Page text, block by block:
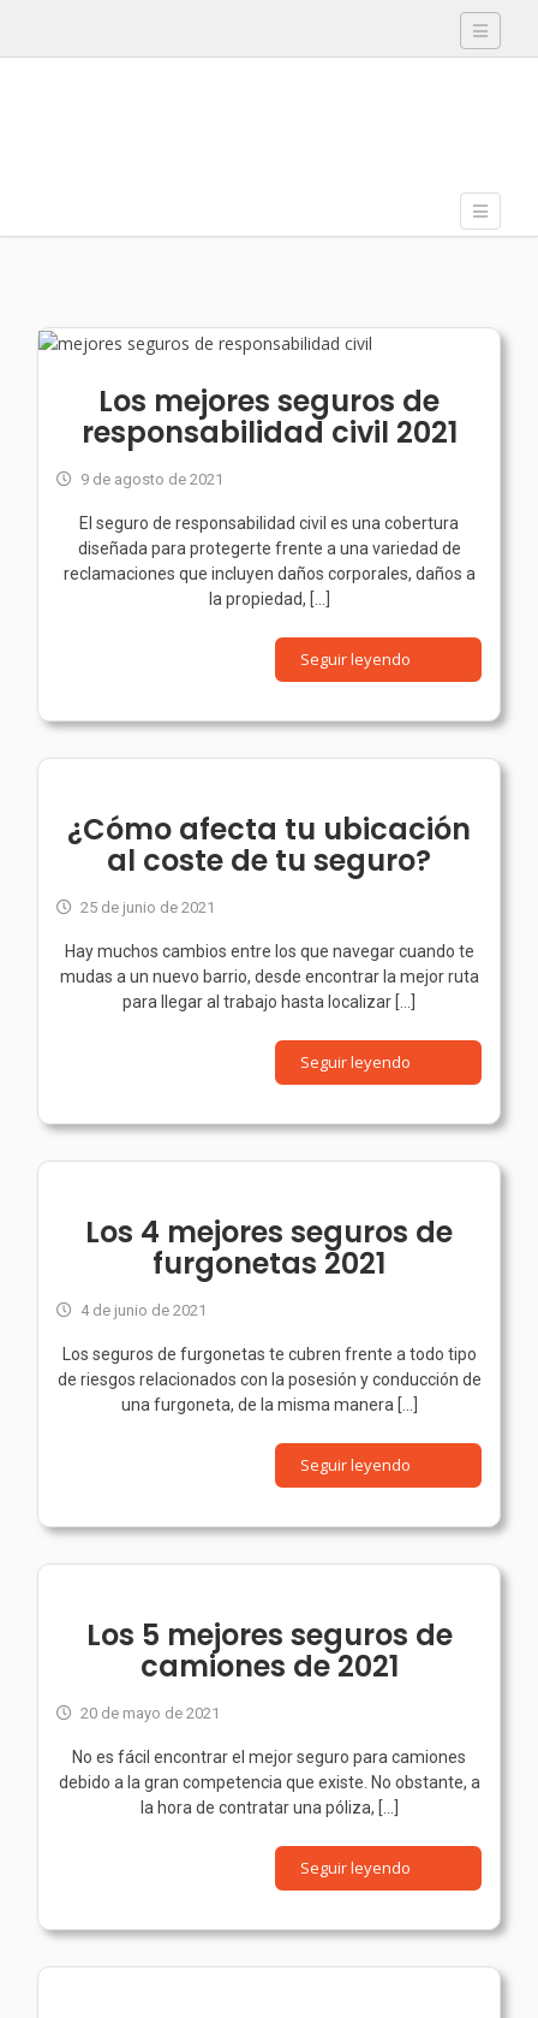
Toggle
Toggle
Los mejores seguros de
responsabilidad civil 2021
9 de agosto de 2021
El seguro de responsabilidad civil es una cobertura
diseñada para protegerte frente a una variedad de
reclamaciones que incluyen daños corporales, daños a
la propiedad, [...]
Seguir leyendo
¿Cómo afecta tu ubicación
al coste de tu seguro?
25 de junio de 2021
Hay muchos cambios entre los que navegar cuando te
mudas a un nuevo barrio, desde encontrar la mejor ruta
para llegar al trabajo hasta localizar [...]
Seguir leyendo
Los 4 mejores seguros de
furgonetas 2021
4 de junio de 2021
Los seguros de furgonetas te cubren frente a todo tipo
de riesgos relacionados con la posesión y conducción de
una furgoneta, de la misma manera [...]
Seguir leyendo
Los 5 mejores seguros de
camiones de 2021
20 de mayo de 2021
No es fácil encontrar el mejor seguro para camiones
debido a la gran competencia que existe. No obstante, a
la hora de contratar una póliza, [...]
Seguir leyendo